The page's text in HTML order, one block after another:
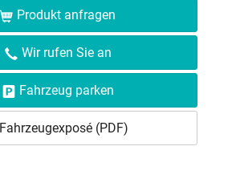
Produkt anfragen
Wir rufen Sie an
Fahrzeug parken
Fahrzeugexposé (PDF)